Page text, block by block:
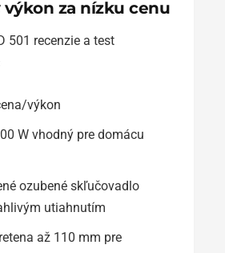
výkon za nízku cenu
výkon
W vhodný pre domácu
ozubené skľučovadlo
utiahnutím
až 110 mm pre